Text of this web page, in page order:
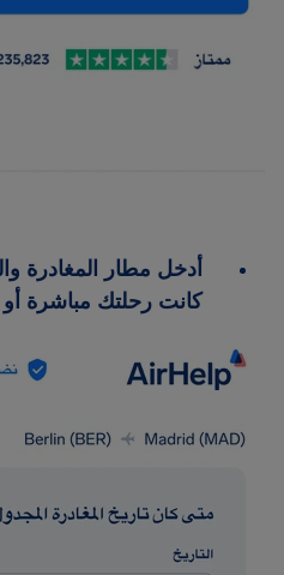
أدخل مطار المغادرة
كانت رحلتك مباشرة